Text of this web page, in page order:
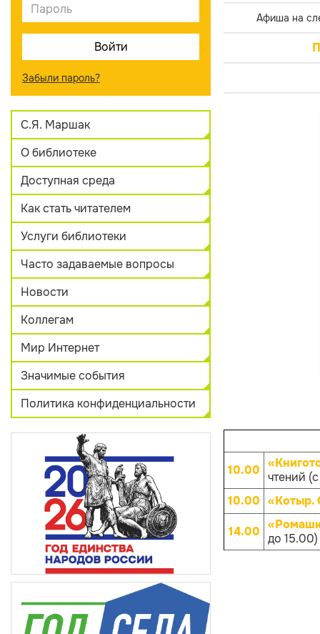
Забыли пароль?
С.Я. Маршак
О библиотеке
Доступная среда
Как стать читателем
Услуги библиотеки
Часто задаваемые вопросы
Новости
Коллегам
Мир Интернет
Значимые события
Политика конфиденциальности
Афиша на
10.00 чтений
10.00 «Котыр.
14.00 до 15.00)